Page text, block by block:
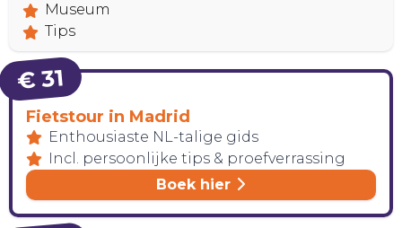
Museum
Tips
€ 31
Fietstour in Madrid
Enthousiaste NL-talige gids
Incl. persoonlijke tips & proefverrassing
Boek hier